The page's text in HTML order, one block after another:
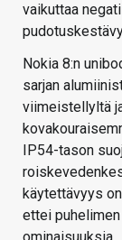
vaikuttaa
Nokia 8:n
sarjan
viimeistellyltä
IP54-tason
käytettävyys
ettei